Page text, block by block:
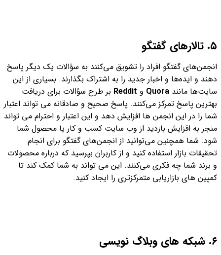
٥. تالارهای گفتگو
انجمن‌های گفتگو افراد را تشویق می‌کنند به سؤالات یک دیگر پاسخ
دهند و ایده‌ها و اخبار جدید را به اشتراک بگذارند. بسیاری از این
سایت‌ها مانند Quora و Reddit بر طرح سؤالات برای دریافت
بهترین پاسخ تمرکز می‌کنند. پاسخ صحیح و صادقانه می تواند اعتبار
شما را در این انجمن ها افزایش دهد و این اعتبار و احترام می تواند
منجر به افزایش بازدید از وب سایت کسب و کار یا محصول شما
شود. شما همچنین می‌توانید از انجمن‌های گفتگو برای انجام
تحقیقات بازار استفاده کنید و از کاربران بپرسید که درباره محصولات
و برند شما چه فکری می‌کنند. این می تواند به شما کمک کند تا
کمپین های بازاریابی متمرکزتری را ایجاد کنید.
٦. شبکه های وبلاگ نویسی